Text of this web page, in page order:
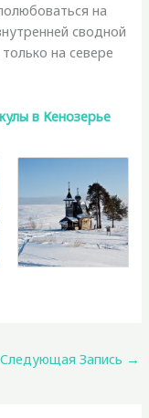
на
сводной
на севере
в Кенозерье
Следующая Запись →